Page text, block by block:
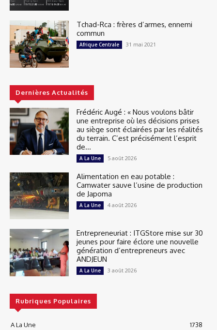
Tchad-Rca : frères d’armes, ennemi
commun
Afrique Centrale 31 mai 2021
Dernières Actualités
Frédéric Augé : « Nous voulons bâtir
une entreprise où les décisions prises
au siège sont éclairées par les réalités
du terrain. C’est précisément l’esprit
de...
A La Une 5 août 2026
Alimentation en eau potable :
Camwater sauve l’usine de production
de Japoma
A La Une 4 août 2026
Entrepreneuriat : ITGStore mise sur 30
jeunes pour faire éclore une nouvelle
génération d’entrepreneurs avec
ANDJEUN
A La Une 3 août 2026
Rubriques Populaires
A La Une 1738